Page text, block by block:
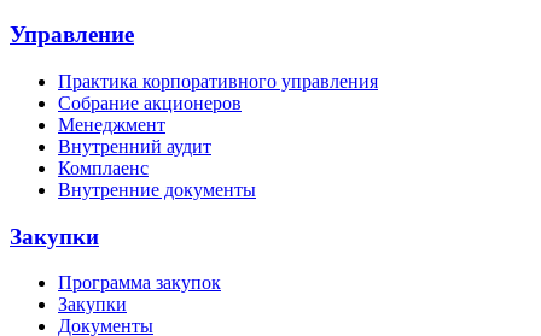
Управление
Практика корпоративного управления
Собрание акционеров
Менеджмент
Внутренний аудит
Комплаенс
Внутренние документы
Закупки
Программа закупок
Закупки
Документы